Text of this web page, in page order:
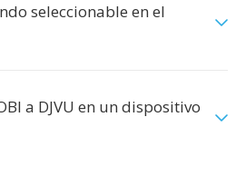
seleccionable en el
a DJVU en un dispositivo